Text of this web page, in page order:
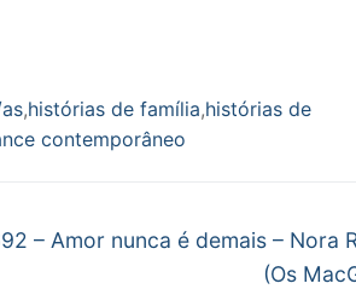
,histórias de família,histórias de
contemporâneo
– Amor nunca é demais – Nora
(Os